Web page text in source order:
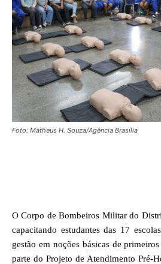
Foto: Matheus H. Souza/Agência Brasília
O Corpo de Bombeiros Militar do
capacitando estudantes das 17
gestão em noções básicas de
parte do Projeto de Atendimento Pré-